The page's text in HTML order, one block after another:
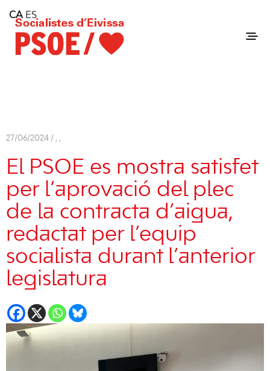
Consell Insular d'Eivissa
Services
Contact
27/06/2024 / , ,
El PSOE es mostra satisfet
per l’aprovació del plec
de la contracta d’aigua,
redactat per l’equip
socialista durant l’anterior
legislatura
CA ES